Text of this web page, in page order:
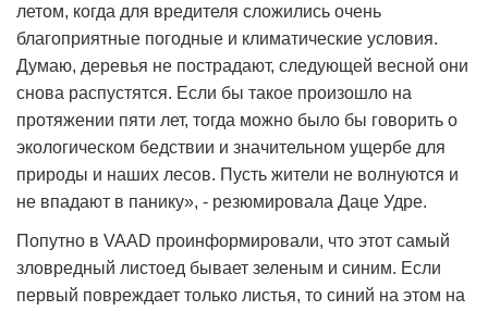
летом, когда для вредителя сложились очень
благоприятные погодные и климатические условия.
Думаю, деревья не пострадают, следующей весной они
снова распустятся. Если бы такое произошло на
протяжении пяти лет, тогда можно было бы говорить о
экологическом бедствии и значительном ущербе для
природы и наших лесов. Пусть жители не волнуются и
не впадают в панику», - резюмировала Даце Удре.
Попутно в VAAD проинформировали, что этот самый
зловредный листоед бывает зеленым и синим. Если
первый повреждает только листья, то синий на этом на